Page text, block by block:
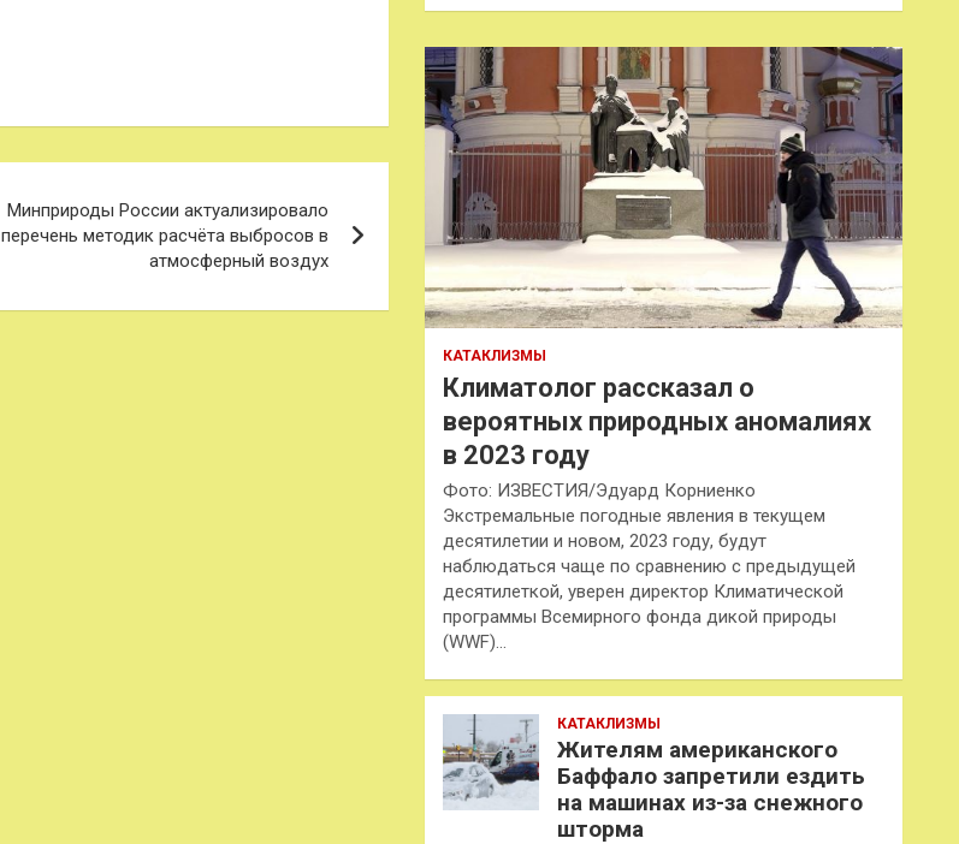
Минприроды России актуализировало
перечень методик расчёта выбросов в
атмосферный воздух
КАТАКЛИЗМЫ
Климатолог рассказал о
вероятных природных аномалиях
в 2023 году
Фото: ИЗВЕСТИЯ/Эдуард Корниенко
Экстремальные погодные явления в текущем
десятилетии и новом, 2023 году, будут
наблюдаться чаще по сравнению с предыдущей
десятилеткой, уверен директор Климатической
программы Всемирного фонда дикой природы
(WWF)…
КАТАКЛИЗМЫ
Жителям американского
Баффало запретили ездить
на машинах из-за снежного
шторма